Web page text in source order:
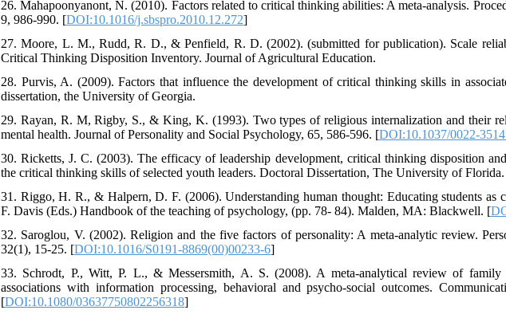
26. Mahapoonyanont, N. (2010). Factors related to critical thinking abilities: A meta-analysis.
9, 986-990. [DOI:10.1016/j.sbspro.2010.12.272]
27. Moore, L. M., Rudd, R. D., & Penfield, R. D. (2002). (submitted for publication). Scale
Critical Thinking Disposition Inventory. Journal of Agricultural Education.
28. Purvis, A. (2009). Factors that influence the development of critical thinking skills in
dissertation, the University of Georgia.
29. Rayan, R. M, Rigby, S., & King, K. (1993). Two types of religious internalization and their
mental health. Journal of Personality and Social Psychology, 65, 586-596. [DOI:10.1037/0022-
30. Ricketts, J. C. (2003). The efficacy of leadership development, critical thinking disposition
the critical thinking skills of selected youth leaders. Doctoral Dissertation, The University of Florida.
31. Riggo, H. R., & Halpern, D. F. (2006). Understanding human thought: Educating students as
F. Davis (Eds.) Handbook of the teaching of psychology, (pp. 78- 84). Malden, MA: Blackwell. [
32. Saroglou, V. (2002). Religion and the five factors of personality: A meta-analytic review.
32(1), 15-25. [DOI:10.1016/S0191-8869(00)00233-6]
33. Schrodt, P., Witt, P. L., & Messersmith, A. S. (2008). A meta-analytical review of family
associations with information processing, behavioral and psycho-social outcomes.
[DOI:10.1080/03637750802256318]